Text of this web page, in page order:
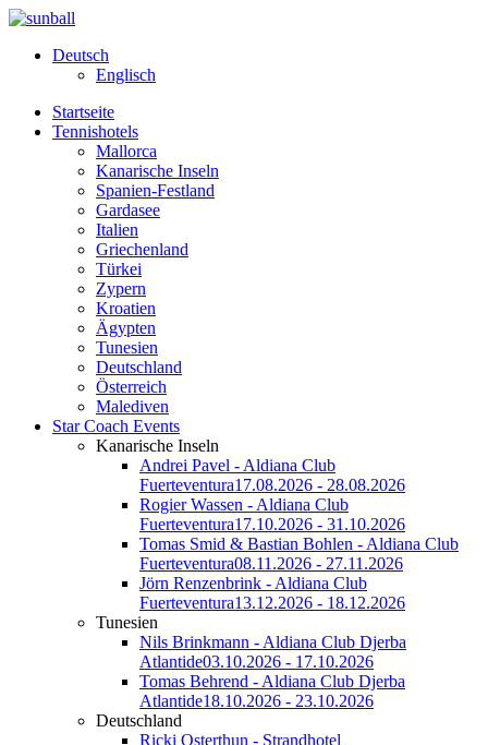
Deutsch
Englisch
Startseite
Tennishotels
Mallorca
Kanarische Inseln
Spanien-Festland
Gardasee
Italien
Griechenland
Türkei
Zypern
Kroatien
Ägypten
Tunesien
Deutschland
Österreich
Malediven
Star Coach Events
Kanarische Inseln
Andrei Pavel - Aldiana Club
Fuerteventura17.08.2026 - 28.08.2026
Rogier Wassen - Aldiana Club
Fuerteventura17.10.2026 - 31.10.2026
Tomas Smid & Bastian Bohlen - Aldiana Club
Fuerteventura08.11.2026 - 27.11.2026
Jörn Renzenbrink - Aldiana Club
Fuerteventura13.12.2026 - 18.12.2026
Tunesien
Nils Brinkmann - Aldiana Club Djerba
Atlantide03.10.2026 - 17.10.2026
Tomas Behrend - Aldiana Club Djerba
Atlantide18.10.2026 - 23.10.2026
Deutschland
Ricki Osterthun - Strandhotel